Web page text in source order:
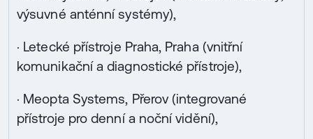
výsuvné anténní systémy),
· Letecké přístroje Praha, Praha (vnitřní
komunikační a diagnostické přístroje),
· Meopta Systems, Přerov (integrované
přístroje pro denní a noční vidění),